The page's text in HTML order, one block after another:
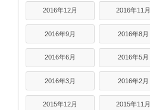
2016年12月 2016年11月
2016年9月 2016年8月
2016年6月 2016年5月
2016年3月 2016年2月
2015年12月 2015年11月